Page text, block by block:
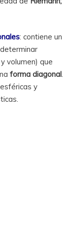
: contiene un
volumen) que
forma diagonal.
y